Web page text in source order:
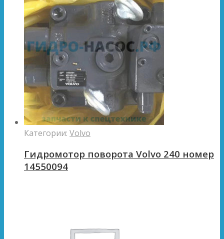
Категории: Volvo
Гидромотор поворота Volvo 240 номер
14550094